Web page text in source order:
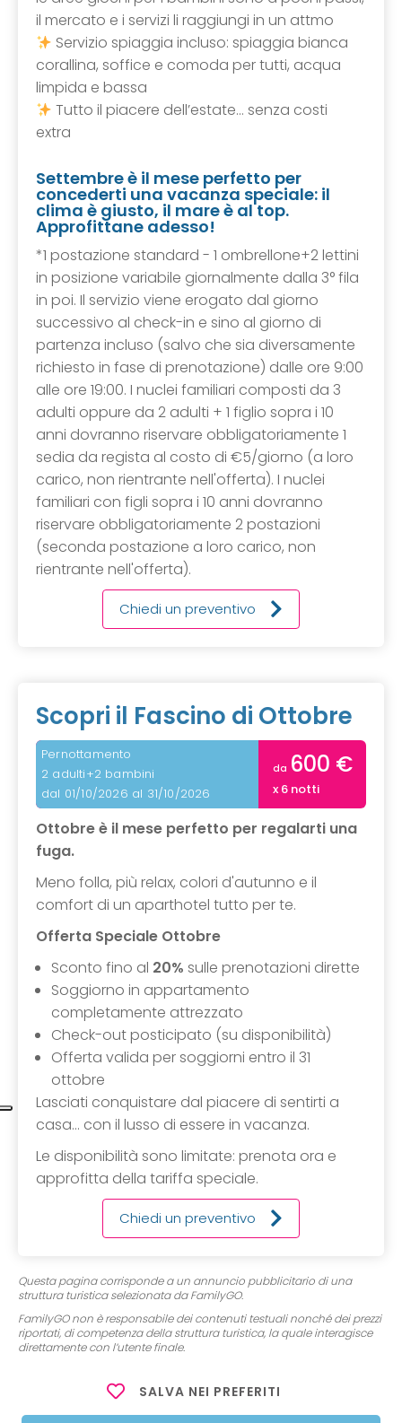
il mercato e i servizi li raggiungi in un attmo
Servizio spiaggia incluso: spiaggia bianca
corallina, soffice e comoda per tutti, acqua
limpida e bassa
Tutto il piacere dell’estate… senza costi
extra
Settembre è il mese perfetto per
concederti una vacanza speciale: il
clima è giusto, il mare è al top.
Approfittane adesso!
*1 postazione standard - 1 ombrellone+2 lettini
in posizione variabile giornalmente dalla 3° fila
in poi. Il servizio viene erogato dal giorno
successivo al check-in e sino al giorno di
partenza incluso (salvo che sia diversamente
richiesto in fase di prenotazione) dalle ore 9:00
alle ore 19:00. I nuclei familiari composti da 3
adulti oppure da 2 adulti + 1 figlio sopra i 10
anni dovranno riservare obbligatoriamente 1
sedia da regista al costo di €5/giorno (a loro
carico, non rientrante nell'offerta). I nuclei
familiari con figli sopra i 10 anni dovranno
riservare obbligatoriamente 2 postazioni
(seconda postazione a loro carico, non
rientrante nell'offerta).
Chiedi un preventivo
Scopri il Fascino di Ottobre
Pernottamento
2 adulti+2 bambini
dal 01/10/2026 al 31/10/2026
da 600 €
x 6 notti
Ottobre è il mese perfetto per regalarti una
fuga.
Meno folla, più relax, colori d'autunno e il
comfort di un aparthotel tutto per te.
Offerta Speciale Ottobre
Sconto fino al 20% sulle prenotazioni dirette
Soggiorno in appartamento
completamente attrezzato
Check-out posticipato (su disponibilità)
Offerta valida per soggiorni entro il 31
ottobre
Lasciati conquistare dal piacere di sentirti a
casa... con il lusso di essere in vacanza.
Le disponibilità sono limitate: prenota ora e
approfitta della tariffa speciale.
Chiedi un preventivo
Questa pagina corrisponde a un annuncio pubblicitario di una
struttura turistica selezionata da FamilyGO.
FamilyGO non è responsabile dei contenuti testuali nonché dei prezzi
riportati, di competenza della struttura turistica, la quale interagisce
direttamente con l’utente finale.
SALVA NEI PREFERITI